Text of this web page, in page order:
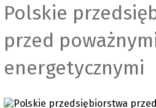
Polskie
przed
energetycznymi